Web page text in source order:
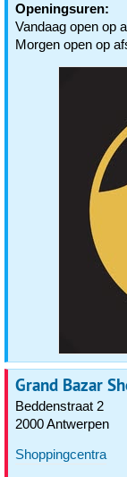
Openingsuren:
Vandaag open op
Morgen open op
Grand Bazar
Beddenstraat 2
2000 Antwerpen
Shoppingcentra